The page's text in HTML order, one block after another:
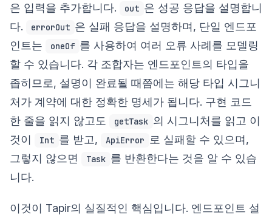
은 입력을 추가합니다.
out 은 성공 응답을 설명합니
다.
errorOut 은 실패 응답을 설명하며, 단일 엔드포
인트는
oneOf 를 사용하여 여러 오류 사례를 모델링
할 수 있습니다. 각 조합자는 엔드포인트의 타입을
좁히므로, 설명이 완료될 때쯤에는 해당 타입 시그니
처가 계약에 대한 정확한 명세가 됩니다. 구현 코드
한 줄을 읽지 않고도
getTask 의 시그니처를 읽고 이
것이
Int 를 받고, ApiError
로 실패할 수 있으며,
그렇지 않으면
Task 를 반환한다는 것을 알 수 있습
니다.
이것이 Tapir의 실질적인 핵심입니다. 엔드포인트 설